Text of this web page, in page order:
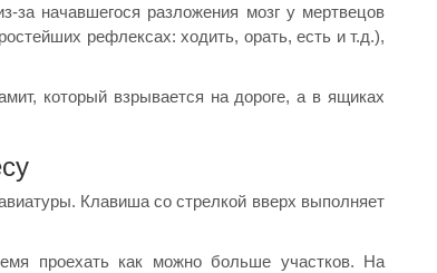
за начавшегося разложения мозг у мертвецов
рефлексах: ходить, орать, есть и т.д.),
который взрывается на дороге, а в ящиках
Клавиша со стрелкой вверх выполняет
проехать как можно больше участков. На